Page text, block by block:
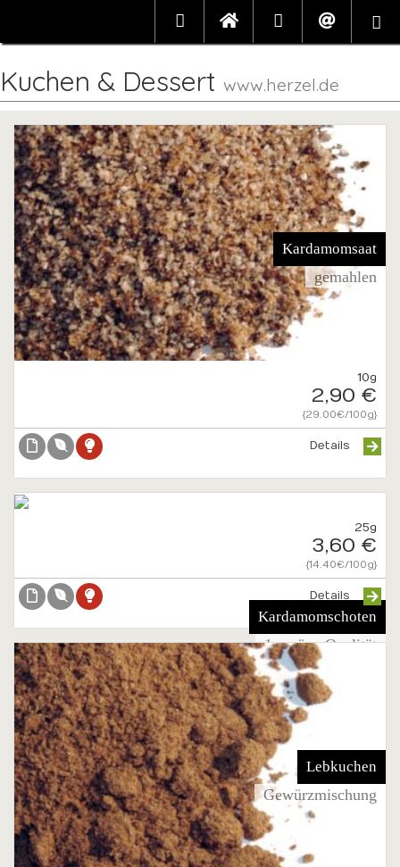
Kuchen & Dessert www.herzel.de
Kardamomsaat
gemahlen
10g
2,90 €
{29.00€/100g}
Details
Kardamomschoten
1a grüne Qualität
25g
3,60 €
{14.40€/100g}
Details
Lebkuchen
Gewürzmischung